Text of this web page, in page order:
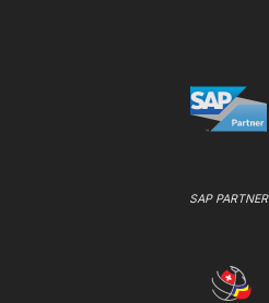
SAP PARTNER